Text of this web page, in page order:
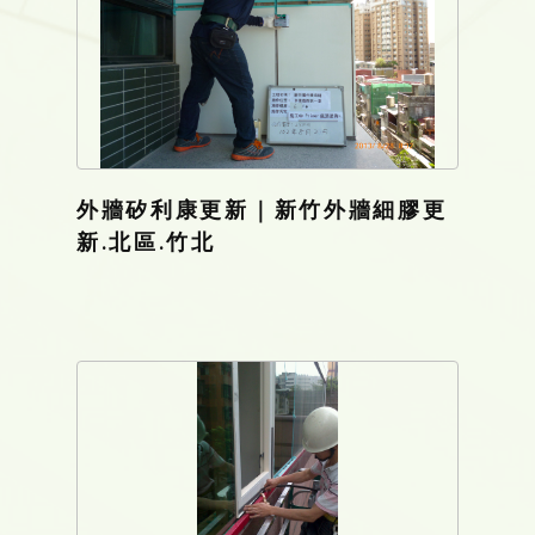
外牆矽利康更新｜新竹外牆細膠更
新.北區.竹北